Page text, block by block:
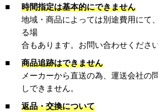
■
時間指定は基本的にできません
地域・商品によっては別途費用にて
る場
合もあります。お問い合わせください
■
商品追跡はできません
メーカーから直送の為、運送会社の
しできません。
■
返品・交換について